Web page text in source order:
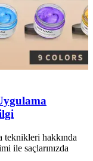
teknikleri hakkında
ile saçlarınızda